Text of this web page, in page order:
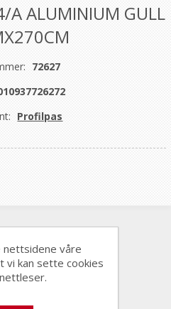
A ALUMINIUM GULL
72627
Profilpas
nettsidene våre
vi kan sette cookies